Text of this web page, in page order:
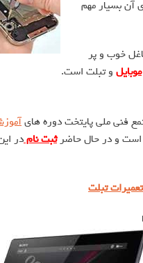
آن بسیار مهم
خوب و پر
موبایل و تبلت است.
فنی ملی پایتخت دوره های
است و در حال حاضرثبت نامدر
تبلت